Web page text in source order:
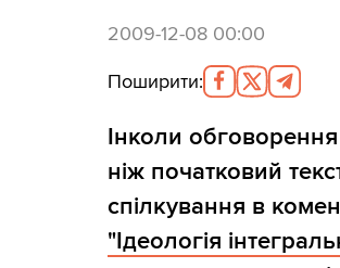
2009-12-08 00:00
Поширити:
Інколи
ніж початковий
спілкування в
"Ідеологія